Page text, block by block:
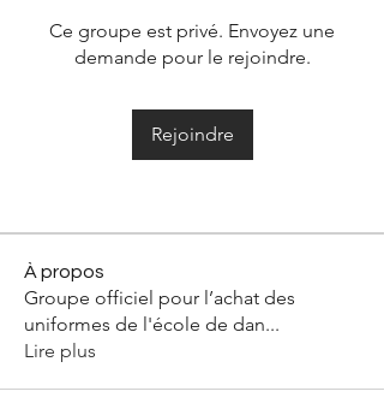
Ce groupe est privé. Envoyez une
demande pour le rejoindre.
Rejoindre
À propos
Groupe officiel pour l’achat des
uniformes de l'école de dan...
Lire plus